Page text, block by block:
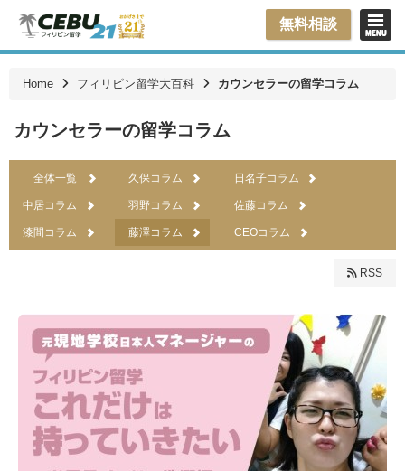
無料相談
Home フィリピン留学大百科 カウンセラーの留学コラム
カウンセラーの留学コラム
全体一覧 久保コラム 日名子コラム
中居コラム 羽野コラム 佐藤コラム
漆間コラム 藤澤コラム CEOコラム
RSS